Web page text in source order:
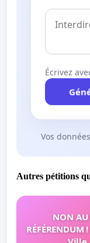
Écrivez
Vos
Autres pétitions
NON AU